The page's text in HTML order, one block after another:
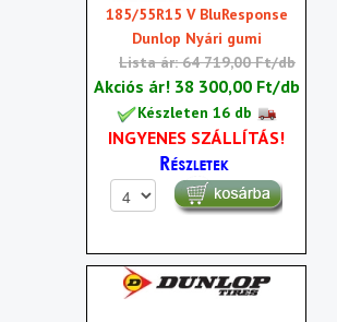
185/55R15 V BluResponse
Dunlop Nyári gumi
Lista ár: 64 719,00 Ft/db
Akciós ár! 38 300,00 Ft/db
Készleten 16 db
INGYENES SZÁLLÍTÁS!